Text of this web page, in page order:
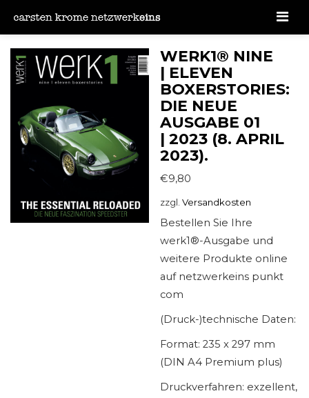
WERK1® NINE
| ELEVEN
BOXERSTORIES:
DIE NEUE
AUSGABE 01
| 2023 (8. APRIL
2023).
€9,80
zzgl.Versandkosten
Bestellen Sie Ihre
werk1®-Ausgabe und
weitere Produkte online
auf netzwerkeins punkt
com
(Druck-)technische Daten:
Format: 235 x 297 mm
(DIN A4 Premium plus)
Druckverfahren: exzellent,